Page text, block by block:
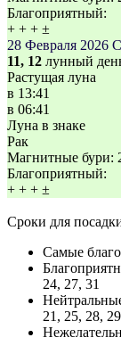
Благоприятный:
+ + + ±
28 Февраля 2026
11, 12 лунный
Растущая луна
в 13:41
в 06:41
Луна в знаке
Рак
Магнитные бури:
Благоприятный:
+ + + ±
Сроки для
Самые
24, 27, 31
21, 25, 28,